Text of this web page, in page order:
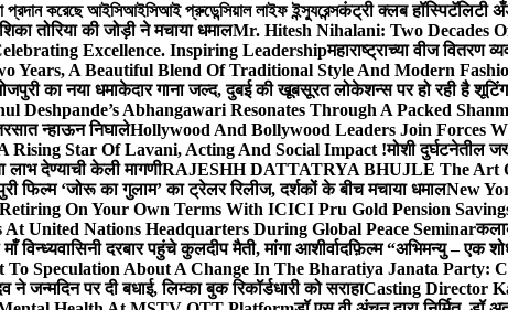
প্রদান করেছে আইসিআইসিআই প্রুডেন্সিয়াল লাইফ ইন্স্যুরেন্সकंट्री क्लब हॉस्पिटॅलिटी
तोरिया की जोड़ी ने मचाया धमालMr. Hitesh Nihalani: Two Decades
Excellence. Inspiring Leadershipमहाराष्ट्राच्या वीज वितरण
Years, A Beautiful Blend Of Traditional Style And Modern
का नया धमाकेदार गाना जल्द, दुबई की खूबसूरत लोकेशन्स पर हो रही है शूटिंग
Deshpande’s Abhangawari Resonates Through A Packed
न्हाऊन निघालेHollywood And Bollywood Leaders Join Forces
Star Of Lavani, Acting And Social Impact !मोशी दुर्घटनेतील
लाभ देण्याची केली मागणीRAJESHH DATTATRYA BHUJLE The Art
फिल्म ‘जोरू का गुलाम’ का ट्रेलर रिलीज, दर्शकों के बीच मचाया धमालNew
Retiring On Your Own Terms With ICICI Pru Gold Pension
At United Nations Headquarters During Global Peace Seminar
विन्ध्यवासिनी दरबार पहुंचे कुलदीप मैती, मांगा आशीर्वादफ़िल्म “अभिमन्यु – एक
To Speculation About A Change In The Bharatiya Janata Party:
जन्मदिन पर दी बधाई, लिम्का बुक रिकॉर्डधारी को सराहाCasting Director